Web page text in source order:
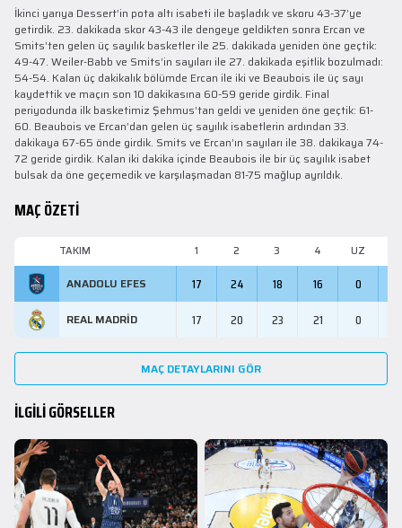
İkinci yarıya Dessert’in pota altı isabeti ile başladık ve skoru 43-37’ye
getirdik. 23. dakikada skor 43-43 ile dengeye geldikten sonra Ercan ve
Smits’ten gelen üç sayılık basketler ile 25. dakikada yeniden öne geçtik:
49-47. Weiler-Babb ve Smits’in sayıları ile 27. dakikada eşitlik bozulmadı:
54-54. Kalan üç dakikalık bölümde Ercan ile iki ve Beaubois ile üç sayı
kaydettik ve maçın son 10 dakikasına 60-59 geride girdik. Final
periyodunda ilk basketimiz Şehmus’tan geldi ve yeniden öne geçtik: 61-
60. Beaubois ve Ercan’dan gelen üç sayılık isabetlerin ardından 33.
dakikaya 67-65 önde girdik. Smits ve Ercan’ın sayıları ile 38. dakikaya 74-
72 geride girdik. Kalan iki dakika içinde Beaubois ile bir üç sayılık isabet
bulsak da öne geçemedik ve karşılaşmadan 81-75 mağlup ayrıldık.
MAÇ ÖZETİ
TAKIM 1 2 3 4 UZ
ANADOLU EFES 17 24 18 16 0
REAL MADRID 17 20 23 21 0
MAÇ DETAYLARINI GÖR
İLGİLİ GÖRSELLER